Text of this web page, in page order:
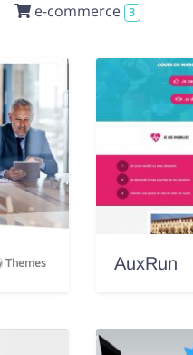
e-commerce 3
Themes AuxRun